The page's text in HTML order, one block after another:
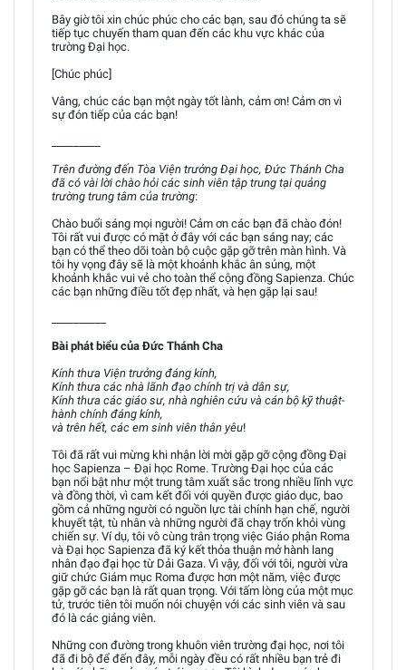
Bây giờ tôi xin chúc phúc cho các bạn, sau đó chúng ta sẽ
tiếp tục chuyến tham quan đến các khu vực khác của
trường Đại học.
[Chúc phúc]
Vâng, chúc các bạn một ngày tốt lành, cảm ơn! Cảm ơn vì
sự đón tiếp của các bạn!
Trên đường đến Tòa Viện trưởng Đại học, Đức Thánh Cha
đã có vài lời chào hỏi các sinh viên tập trung tại quảng
trường trung tâm của trường:
Chào buổi sáng mọi người! Cảm ơn các bạn đã chào đón!
Tôi rất vui được có mặt ở đây với các bạn sáng nay; các
bạn có thể theo dõi toàn bộ cuộc gặp gỡ trên màn hình. Và
tôi hy vọng đây sẽ là một khoảnh khắc ân sủng, một
khoảnh khắc vui vẻ cho toàn thể cộng đồng Sapienza. Chúc
các bạn những điều tốt đẹp nhất, và hẹn gặp lại sau!
Bài phát biểu của Đức Thánh Cha
Kính thưa Viện trưởng đáng kính,
Kính thưa các nhà lãnh đạo chính trị và dân sự,
Kính thưa các giáo sư, nhà nghiên cứu và cán bộ kỹ thuật-
hành chính đáng kính,
và trên hết, các em sinh viên thân yêu!
Tôi đã rất vui mừng khi nhận lời mời gặp gỡ cộng đồng Đại
học Sapienza – Đại học Rome. Trường Đại học của các
bạn nổi bật như một trung tâm xuất sắc trong nhiều lĩnh vực
và đồng thời, vì cam kết đối với quyền được giáo dục, bao
gồm cả những người có nguồn lực tài chính hạn chế, người
khuyết tật, tù nhân và những người đã chạy trốn khỏi vùng
chiến sự. Ví dụ, tôi vô cùng trân trọng việc Giáo phận Roma
và Đại học Sapienza đã ký kết thỏa thuận mở hành lang
nhân đạo đại học từ Dải Gaza. Vì vậy, đối với tôi, người vừa
giữ chức Giám mục Roma được hơn một năm, việc được
gặp gỡ các bạn là rất quan trọng. Với tấm lòng của một mục
tử, trước tiên tôi muốn nói chuyện với các sinh viên và sau
đó là các giảng viên.
Những con đường trong khuôn viên trường đại học, nơi tôi
đã đi bộ để đến đây, mỗi ngày đều có rất nhiều bạn trẻ đi